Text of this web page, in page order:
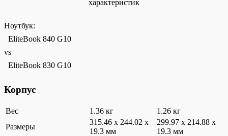
характеристик
Ноутбук:
EliteBook 840 G10
vs
EliteBook 830 G10
Корпус
Вес 1.36 кг
1.26 кг
Размеры
315.46 x 244.02 x
19.3 мм
299.97 x 214.88 x
19.3 мм